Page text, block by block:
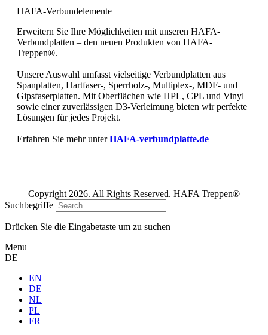
HAFA-Verbundelemente
Erweitern Sie Ihre Möglichkeiten mit unseren HAFA-
Verbundplatten – den neuen Produkten von HAFA-
Treppen®.
Unsere Auswahl umfasst vielseitige Verbundplatten aus
Spanplatten, Hartfaser-, Sperrholz-, Multiplex-, MDF- und
Gipsfaserplatten. Mit Oberflächen wie HPL, CPL und Vinyl
sowie einer zuverlässigen D3-Verleimung bieten wir perfekte
Lösungen für jedes Projekt.
Erfahren Sie mehr unterHAFA-verbundplatte.de
Copyright 2026. All Rights Reserved. HAFA Treppen®
Suchbegriffe
Drücken Sie die Eingabetaste um zu suchen
Menu
DE
EN
DE
NL
PL
FR